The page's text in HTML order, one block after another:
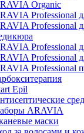
Organic
Professional
Professional
Professional
Professional
Professional
Epil
ARAVIA
маски